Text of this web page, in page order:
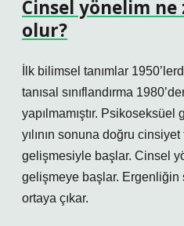
Cinsel yönelim
olur?
İlk bilimsel tanımlar
tanısal sınıflandırma
yapılmamıştır. Psikoseksüel
yılının sonuna doğru cinsiyet
gelişmesiyle başlar. Cinsel
gelişmeye başlar.
ortaya çıkar.